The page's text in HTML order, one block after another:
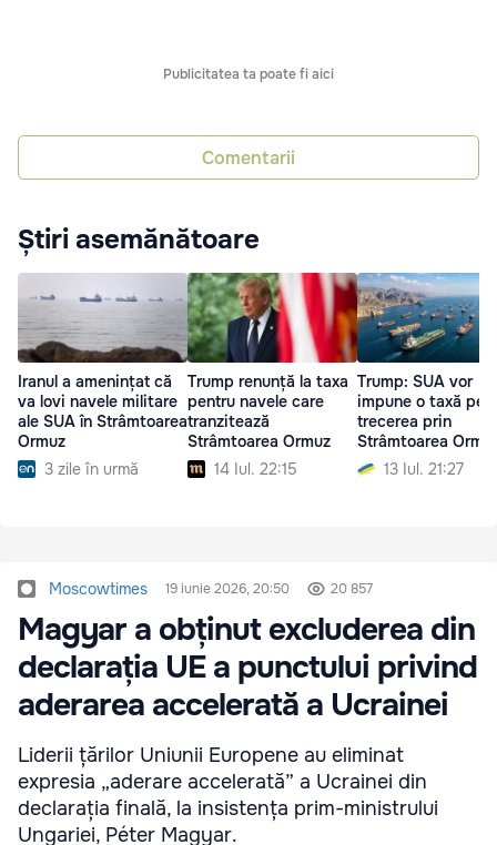
Publicitatea ta poate fi aici
Comentarii
Știri asemănătoare
Iranul a amenințat că
va lovi navele militare
ale SUA în Strâmtoarea
Ormuz
3 zile în urmă
Trump renunță la taxa
pentru navele care
tranzitează
Strâmtoarea Ormuz
14 Iul. 22:15
Trump: SUA vor
impune o taxă
trecerea prin
Strâmtoarea
13 Iul. 21:27
Moscowtimes 19 iunie 2026, 20:50 20 857
Magyar a obținut excluderea din
declarația UE a punctului privind
aderarea accelerată a Ucrainei
Liderii țărilor Uniunii Europene au eliminat
expresia „aderare accelerată” a Ucrainei din
declarația finală, la insistența prim-ministrului
Ungariei, Péter Magyar.